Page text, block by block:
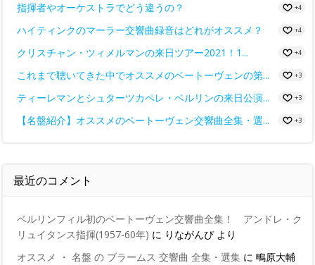
指揮者やオーケストラでどう違うの？ +4
ハイティンクのマーラー交響曲録音はどれがオススメ？ +4
クリスチャン・ツィメルマンの来日ツアー2021！1... +4
これまで聴いてきた中でオススメのベートーヴェンの第... +3
ティーレマンとシュターツカペレ・ベルリンの来日公演... +3
【名盤紹介】オススメのベートーヴェン交響曲全集・選... +3
最近のコメント
ベルリンフィル初のベートーヴェン交響曲全集！ アンドレ・ク
リュイタンス指揮(1957-60年) に りながんぴより
オススメ ・ 名盤 の ブラームス 交響曲 全集・選集 に 鴫原大輔